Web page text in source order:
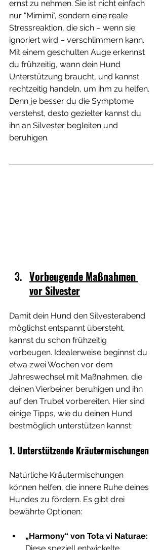
ernst zu nehmen. Sie ist nicht einfach
nur "Mimimi", sondern eine reale
Stressreaktion, die sich – wenn sie
ignoriert wird – verschlimmern kann.
Mit einem geschulten Auge erkennst
du frühzeitig, wann dein Hund
Unterstützung braucht, und kannst
rechtzeitig handeln, um ihm zu helfen.
Denn je besser du die Symptome
verstehst, desto gezielter kannst du
ihn an Silvester begleiten und
beruhigen.
Vorbeugende Maßnahmen
vor Silvester
Damit dein Hund den Silvesterabend
möglichst entspannt übersteht,
kannst du schon frühzeitig
vorbeugen. Idealerweise beginnst du
etwa zwei Wochen vor dem
Jahreswechsel mit Maßnahmen, die
deinen Vierbeiner beruhigen und ihn
auf den Trubel vorbereiten. Hier sind
einige Tipps, wie du deinen Hund
bestmöglich unterstützen kannst:
1. Unterstützende Kräutermischungen
Natürliche Kräutermischungen
können helfen, die innere Ruhe deines
Hundes zu fördern. Es gibt drei
bewährte Optionen:
„Harmony“ von Tota vi Naturae: